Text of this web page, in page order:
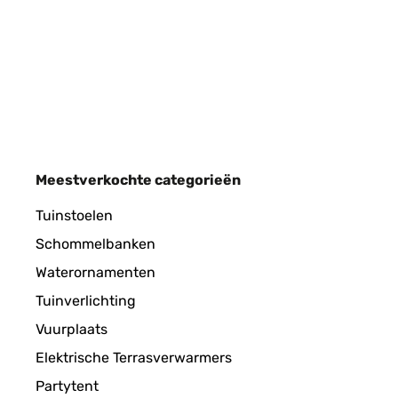
(hört sich an, als ließe man Wasser aus einem
Meestverkochte categorieën
Tuinstoelen
Schommelbanken
Waterornamenten
Tuinverlichting
Vuurplaats
Elektrische Terrasverwarmers
Partytent